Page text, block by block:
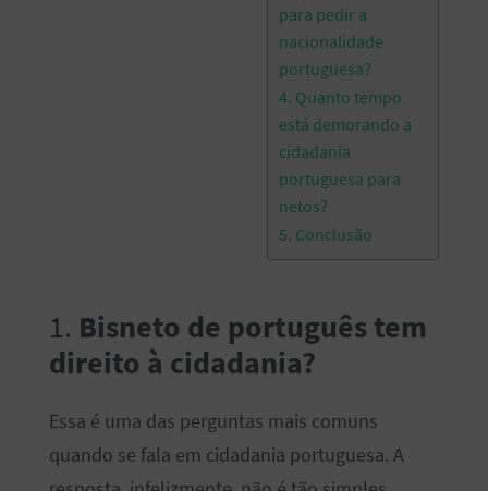
para pedir a
nacionalidade
portuguesa?
4. Quanto tempo
está demorando a
cidadania
portuguesa para
netos?
5. Conclusão
1. Bisneto de português tem
direito à cidadania?
Essa é uma das perguntas mais comuns
quando se fala em cidadania portuguesa. A